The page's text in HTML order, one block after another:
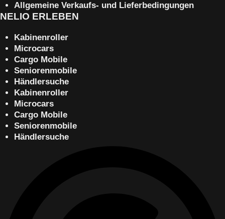
Allgemeine Verkaufs- und Lieferbedingungen
NELIO ERLEBEN
Kabinenroller
Microcars
Cargo Mobile
Seniorenmobile
Händlersuche
Kabinenroller
Microcars
Cargo Mobile
Seniorenmobile
Händlersuche